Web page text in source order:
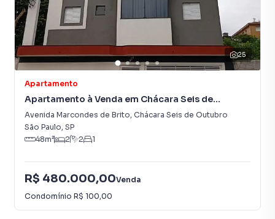
25
Apartamento
Apartamento à Venda em Chácara Seis de
Outubro
Avenida Marcondes de Brito, Chácara Seis de Outubro
São Paulo, SP
48m² 2 2 1
R$ 480.000,00Venda
Condomínio R$ 100,00